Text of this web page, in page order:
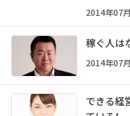
2014年07
稼ぐ人は
2014年07
できる経